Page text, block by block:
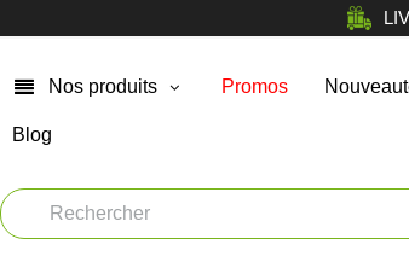
Nos produits Promos
Blog